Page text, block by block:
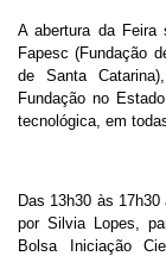
A abertura da Feira
Fapesc (Fundação
de Santa
Fundação no
tecnológica, em
Das 13h30 às
por Silvia Lopes,
Bolsa Iniciação